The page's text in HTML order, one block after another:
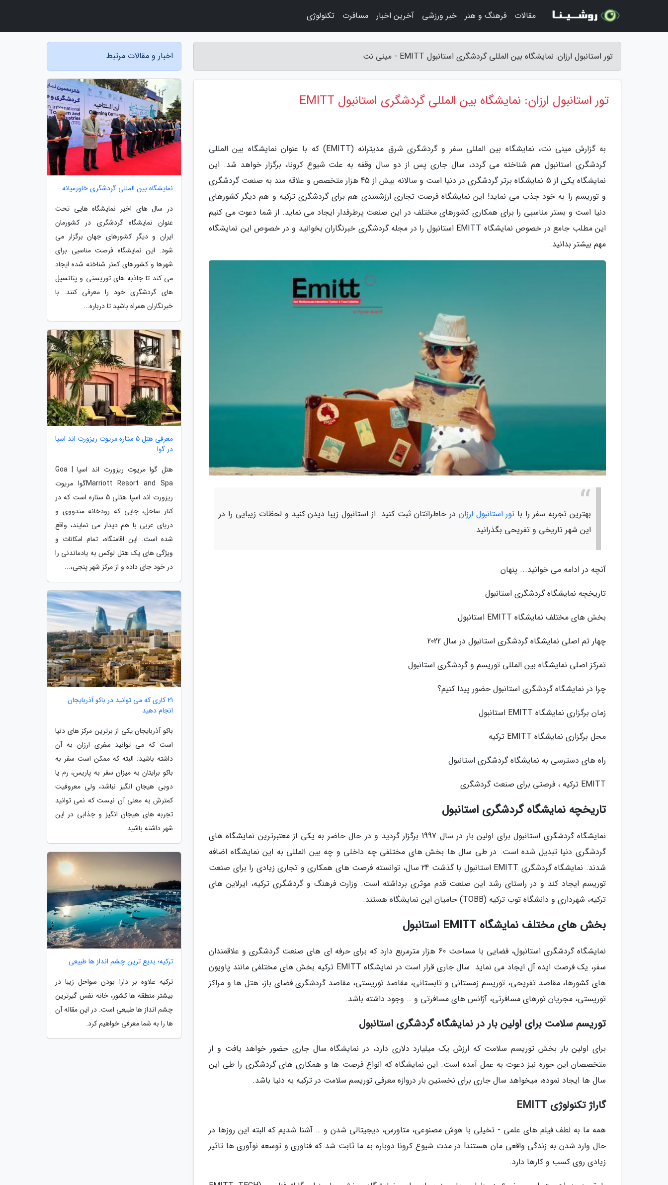
تور استانبول ارزان: نمایشگاه بین المللی گردشگری استانبول EMITT - مینی نت
تور استانبول ارزان: نمایشگاه بین المللی گردشگری استانبول EMITT
به گزارش مینی نت، نمایشگاه بین المللی سفر و گردشگری شرق مدیترانه (EMITT) که با عنوان نمایشگاه بین المللی
گردشگری استانبول هم شناخته می گردد، سال جاری پس از دو سال وقفه به علت شیوع کرونا، برگزار خواهد شد. این
نمایشگاه یکی از 5 نمایشگاه برتر گردشگری در دنیا است و سالانه بیش از 45 هزار متخصص و علاقه مند به صنعت گردشگری
و توریسم را به خود جذب می نماید! این نمایشگاه فرصت تجاری ارزشمندی هم برای گردشگری ترکیه و هم دیگر کشورهای
دنیا است و بستر مناسبی را برای همکاری کشورهای مختلف در این صنعت پرطرفدار ایجاد می نماید. از شما دعوت می کنیم
این مطلب جامع در خصوص نمایشگاه EMITT استانبول را در مجله گردشگری خبرنگاران بخوانید و در خصوص این نمایشگاه
مهم بیشتر بدانید.
بهترین تجربه سفر را با تور استانبول ارزان در خاطراتتان ثبت کنید. از استانبول زیبا دیدن کنید و لحظات زیبایی را در
این شهر تاریخی و تفریحی بگذرانید.
آنچه در ادامه می خوانید... پنهان
تاریخچه نمایشگاه گردشگری استانبول
بخش های مختلف نمایشگاه EMITT استانبول
چهار تم اصلی نمایشگاه گردشگری استانبول در سال 2022
تمرکز اصلی نمایشگاه بین المللی توریسم و گردشگری استانبول
چرا در نمایشگاه گردشگری استانبول حضور پیدا کنیم؟
زمان برگزاری نمایشگاه EMITT استانبول
محل برگزاری نمایشگاه EMITT ترکیه
راه های دسترسی به نمایشگاه گردشگری استانبول
EMITT ترکیه ، فرصتی برای صنعت گردشگری
تاریخچه نمایشگاه گردشگری استانبول
نمایشگاه گردشگری استانبول برای اولین بار در سال 1997 برگزار گردید و در حال حاضر به یکی از معتبرترین نمایشگاه های
گردشگری دنیا تبدیل شده است. در طی سال ها بخش های مختلفی چه داخلی و چه بین المللی به این نمایشگاه اضافه
شدند. نمایشگاه گردشگری EMITT استانبول با گذشت 24 سال، توانسته فرصت های همکاری و تجاری زیادی را برای صنعت
توریسم ایجاد کند و در راستای رشد این صنعت قدم موثری برداشته است. وزارت فرهنگ و گردشگری ترکیه، ایرلاین های
ترکیه، شهرداری و دانشگاه توب ترکیه (TOBB) حامیان این نمایشگاه هستند.
بخش های مختلف نمایشگاه EMITT استانبول
نمایشگاه گردشگری استانبول، فضایی با مساحت 60 هزار مترمربع دارد که برای حرفه ای های صنعت گردشگری و علاقمندان
سفر، یک فرصت ایده آل ایجاد می نماید. سال جاری قرار است در نمایشگاه EMITT ترکیه بخش های مختلفی مانند پاویون
های کشورها، مقاصد تفریحی، توریسم زمستانی و تابستانی، مقاصد توریستی، مقاصد گردشگری فضای باز، هتل ها و مراکز
توریستی، مجریان تورهای مسافرتی، آژانس های مسافرتی و … وجود داشته باشد.
توریسم سلامت برای اولین بار در نمایشگاه گردشگری استانبول
برای اولین بار بخش توریسم سلامت که ارزش یک میلیارد دلاری دارد، در نمایشگاه سال جاری حضور خواهد یافت و از
متخصصان این حوزه نیز دعوت به عمل آمده است. این نمایشگاه که انواع فرصت ها و همکاری های گردشگری را طی این
سال ها ایجاد نموده، میخواهد سال جاری برای نخستین بار دروازه معرفی توریسم سلامت در ترکیه به دنیا باشد.
گاراژ تکنولوژی EMITT
همه ما به لطف فیلم های علمی - تخیلی با هوش مصنوعی، متاورس، دیجیتالی شدن و … آشنا شدیم که البته این روزها در
حال وارد شدن به زندگی واقعی مان هستند! در مدت شیوع کرونا دوباره به ما ثابت شد که فناوری و توسعه نوآوری ها تاثیر
زیادی روی کسب و کارها دارد.
اخبار و مقالات مرتبط
نمایشگاه بین المللی گردشگری خاورمیانه
در سال های اخیر نمایشگاه هایی تحت
عنوان نمایشگاه گردشگری در کشورمان
ایران و دیگر کشورهای جهان برگزار می
شود. این نمایشگاه فرصت مناسبی برای
شهرها و کشورهای کمتر شناخته شده ایجاد
می کند تا جاذبه های توریستی و پتانسیل
های گردشگری خود را معرفی کنند. با
خبرنگاران همراه باشید تا درباره...
معرفی هتل 5 ستاره مریوت ریزورت اند اسپا
در گوا
هتل گوا مریوت ریزورت اند اسپا | Goa
Marriott Resort and Spaگوا مریوت
ریزورت اند اسپا هتلی 5 ستاره است که در
کنار ساحل، جایی که رودخانه مندووی و
دریای عربی با هم دیدار می نمایند، واقع
شده است. این اقامتگاه، تمام امکانات و
ویژگی های یک هتل لوکس به یادماندنی را
در خود جای داده و از مرکز شهر پنجی،...
21 کاری که می توانید در باکو آذربایجان
انجام دهید
باکو آذربایجان یکی از برترین مرکز های دنیا
است که می توانید سفری ارزان به آن
داشته باشید. البته که ممکن است سفر به
باکو برایتان به میزان سفر به پاریس، رم یا
دوبی هیجان انگیز نباشد، ولی معروفیت
کمترش به معنی آن نیست که نمی توانید
تجربه های هیجان انگیز و جذابی در این
شهر داشته باشید.
ترکیه؛ بدیع ترین چشم انداز ها طبیعی
ترکیه علاوه بر دارا بودن سواحل زیبا در
بیشتر منطقه ها کشور، خانه نفس گیرترین
چشم انداز ها طبیعی است. در این مقاله آن
ها را به شما معرفی خواهیم کرد.
مقالات فرهنگ و هنر خبر ورزشی آخرین اخبار مسافرت تکنولوژی